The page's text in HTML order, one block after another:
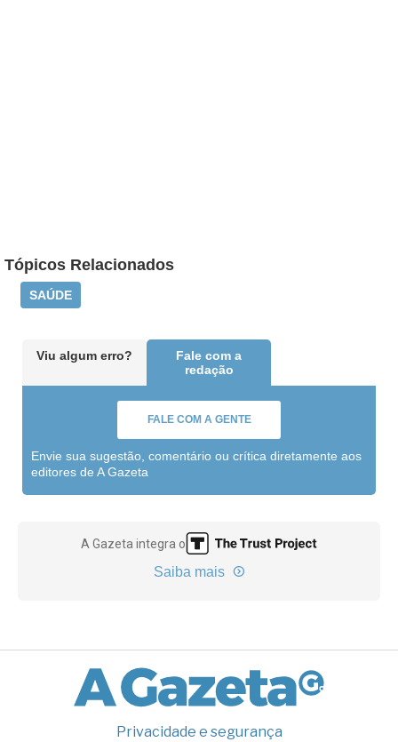
Tópicos Relacionados
SAÚDE
Viu algum erro?
Fale com a
redação
FALE COM A GENTE
Envie sua sugestão, comentário ou crítica diretamente aos
editores de A Gazeta
A Gazeta integra o
Saiba mais
Privacidade e segurança